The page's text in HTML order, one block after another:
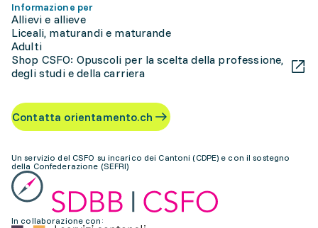
Informazione per
Allievi e allieve
Liceali, maturandi e maturande
Adulti
Shop CSFO: Opuscoli per la scelta della professione,
degli studi e della carriera
Contatta orientamento.ch
Un servizio del CSFO su incarico dei Cantoni (CDPE) e con il sostegno
della Confederazione (SEFRI)
In collaborazione con: